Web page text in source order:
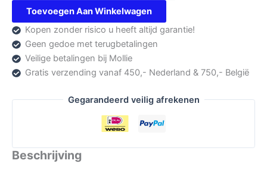
16CL
aantal
Toevoegen Aan Winkelwagen
Kopen zonder risico u heeft altijd garantie!
Geen gedoe met terugbetalingen
Veilige betalingen bij Mollie
Gratis verzending vanaf 450,- Nederland & 750,- België
Gegarandeerd veilig afrekenen
Beschrijving